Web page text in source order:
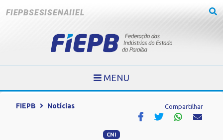
FIEPBSESISENAIIEL
MENU
FIEPB Notícias Compartilhar
CNI